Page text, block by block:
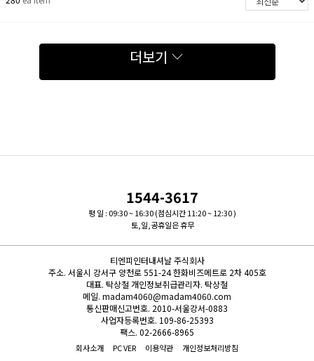
더보기
1544-3617
평 일 : 09:30 ~ 16:30 (점심시간 11:20 ~ 12:30 )
토,일,공휴일은 휴무
티엔피인터내셔날 주식회사
주소. 서울시 강서구 양천로 551-24 한화비즈메트로 2차 405호
대표. 탁상철 개인정보취급관리자. 탁상철
메일. madam4060@madam4060.com
통신판매신고번호. 2010-서울강서-0883
사업자등록번호. 109-86-25393
팩스. 02-2666-8965
회사소개 PC VER 이용약관 개인정보처리방침